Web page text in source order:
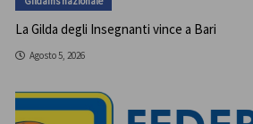
La Gilda degli Insegnanti vince a Bari
Agosto 5, 2026